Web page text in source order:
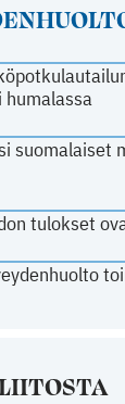
suomalaiset
tulokset